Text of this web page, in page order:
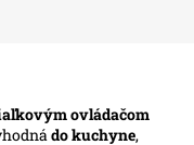
ovládačom
do kuchyne,